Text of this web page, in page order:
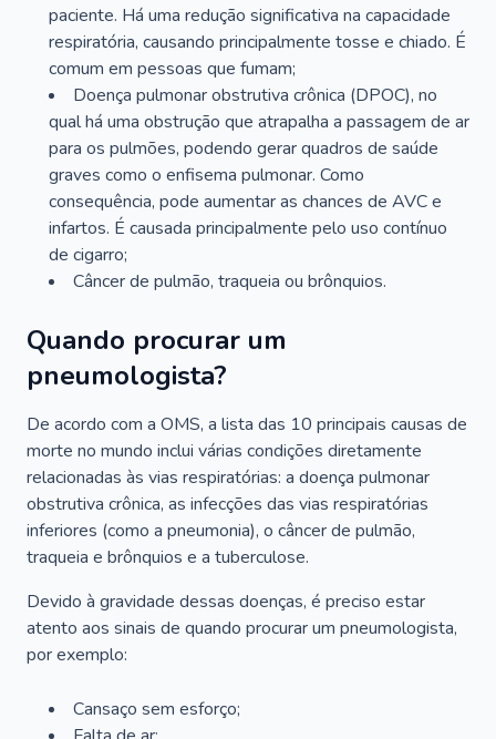
paciente. Há uma redução significativa na capacidade
respiratória, causando principalmente tosse e chiado. É
comum em pessoas que fumam;
Doença pulmonar obstrutiva crônica (DPOC), no
qual há uma obstrução que atrapalha a passagem de ar
para os pulmões, podendo gerar quadros de saúde
graves como o enfisema pulmonar. Como
consequência, pode aumentar as chances de AVC e
infartos. É causada principalmente pelo uso contínuo
de cigarro;
Câncer de pulmão, traqueia ou brônquios.
Quando procurar um
pneumologista?
De acordo com a OMS, a lista das 10 principais causas de
morte no mundo inclui várias condições diretamente
relacionadas às vias respiratórias: a doença pulmonar
obstrutiva crônica, as infecções das vias respiratórias
inferiores (como a pneumonia), o câncer de pulmão,
traqueia e brônquios e a tuberculose.
Devido à gravidade dessas doenças, é preciso estar
atento aos sinais de quando procurar um pneumologista,
por exemplo:
Cansaço sem esforço;